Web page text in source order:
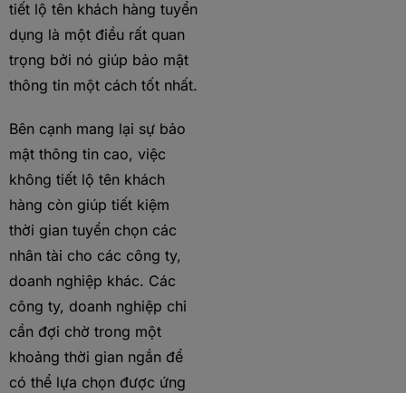
tiết lộ tên khách hàng tuyển
dụng là một điều rất quan
trọng bởi nó giúp bảo mật
thông tin một cách tốt nhất.
Bên cạnh mang lại sự bảo
mật thông tin cao, việc
không tiết lộ tên khách
hàng còn giúp tiết kiệm
thời gian tuyển chọn các
nhân tài cho các công ty,
doanh nghiệp khác. Các
công ty, doanh nghiệp chỉ
cần đợi chờ trong một
khoảng thời gian ngắn để
có thể lựa chọn được ứng